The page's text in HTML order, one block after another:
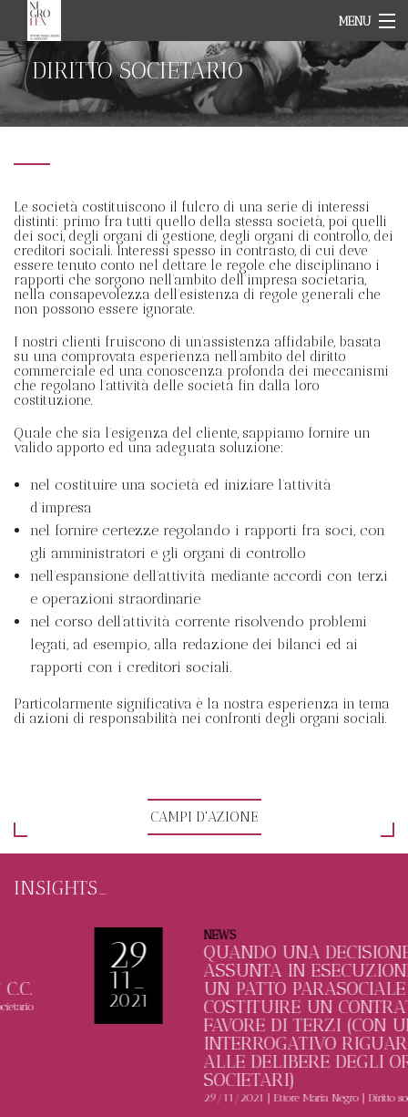
MENU
HOME PAGE
STUDIO
TEAM
CAMPI D'AZIONE
EN
DIRITTO SOCIETARIO
Le società costituiscono il fulcro di una serie di interessi
distinti: primo fra tutti quello della stessa società, poi quelli
dei soci, degli organi di gestione, degli organi di controllo, dei
creditori sociali. Interessi spesso in contrasto, di cui deve
essere tenuto conto nel dettare le regole che disciplinano i
rapporti che sorgono nell’ambito dell’impresa societaria,
nella consapevolezza dell’esistenza di regole generali che
non possono essere ignorate.
I nostri clienti fruiscono di un’assistenza affidabile, basata
su una comprovata esperienza nell’ambito del diritto
commerciale ed una conoscenza profonda dei meccanismi
che regolano l’attività delle società fin dalla loro
costituzione.
Quale che sia l’esigenza del cliente, sappiamo fornire un
valido apporto ed una adeguata soluzione:
nel costituire una società ed iniziare l’attività
d’impresa
nel fornire certezze regolando i rapporti fra soci, con
gli amministratori e gli organi di controllo
nell’espansione dell’attività mediante accordi con terzi
e operazioni straordinarie
nel corso dell’attività corrente risolvendo problemi
legati, ad esempio, alla redazione dei bilanci ed ai
rapporti con i creditori sociali.
Particolarmente significativa è la nostra esperienza in tema
di azioni di responsabilità nei confronti degli organi sociali.
CAMPI D'AZIONE
INSIGHTS_
QUANDO UNA DECISIONE
ASSUNTA IN ESECUZIONE DI
UN PATTO PARASOCIALE PUÒ
COSTITUIRE UN CONTRATTO A
FAVORE DI TERZI (CON UN
INTERROGATIVO RIGUARDO
ALLE DELIBERE DEGLI ORGANI
SOCIETARI)
Ettore MariaNegro|Diritto societario